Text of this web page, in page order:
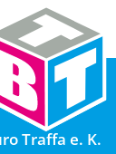
Traffa e. K.